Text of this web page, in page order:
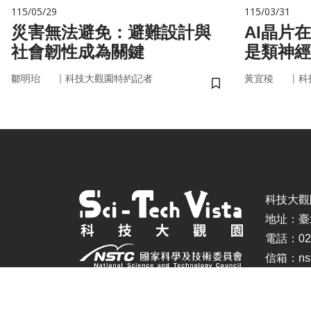
115/05/29
災害無法避免：避難設計與
社會韌性成為關鍵
鄒明珆 ｜ 科技大觀園特約記者
儲存書籤
115/03/31
AI晶片
是類神
黃宜稜 ｜ 科
科技大
地址：
電話：
信箱：